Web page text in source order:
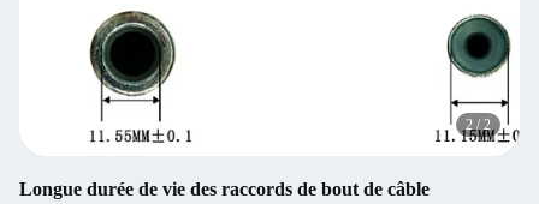
2 /2
Longue durée de vie des raccords de bout de câble